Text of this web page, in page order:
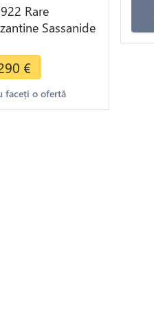
Rare
Sassanide
628 12
€
faceți o ofertă